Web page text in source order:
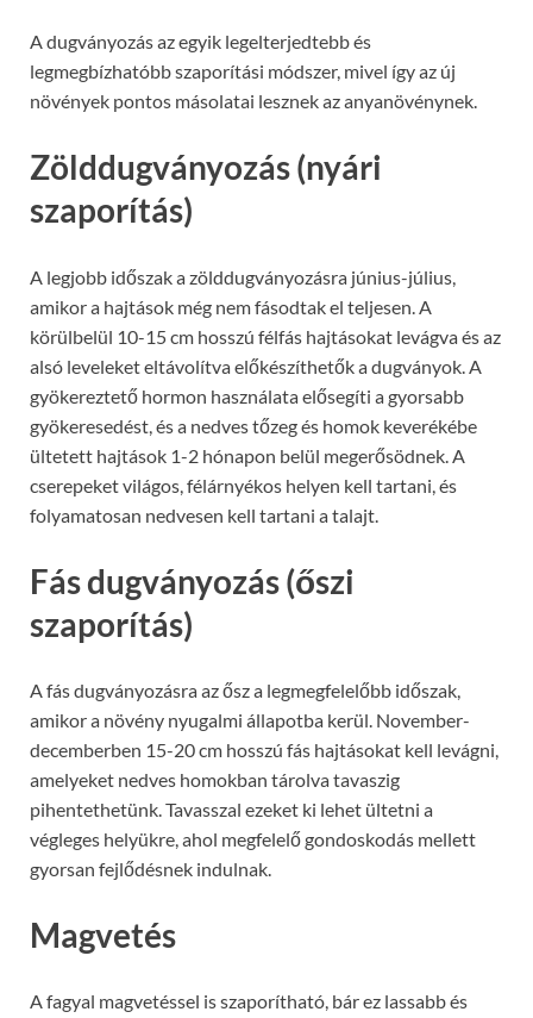
A dugványozás az egyik legelterjedtebb és
legmegbízhatóbb szaporítási módszer, mivel így az új
növények pontos másolatai lesznek az anyanövénynek.
Zölddugványozás (nyári
szaporítás)
A legjobb időszak a zölddugványozásra június-július,
amikor a hajtások még nem fásodtak el teljesen. A
körülbelül 10-15 cm hosszú félfás hajtásokat levágva és az
alsó leveleket eltávolítva előkészíthetők a dugványok. A
gyökereztető hormon használata elősegíti a gyorsabb
gyökeresedést, és a nedves tőzeg és homok keverékébe
ültetett hajtások 1-2 hónapon belül megerősödnek. A
cserepeket világos, félárnyékos helyen kell tartani, és
folyamatosan nedvesen kell tartani a talajt.
Fás dugványozás (őszi
szaporítás)
A fás dugványozásra az ősz a legmegfelelőbb időszak,
amikor a növény nyugalmi állapotba kerül. November-
decemberben 15-20 cm hosszú fás hajtásokat kell levágni,
amelyeket nedves homokban tárolva tavaszig
pihentethetünk. Tavasszal ezeket ki lehet ültetni a
végleges helyükre, ahol megfelelő gondoskodás mellett
gyorsan fejlődésnek indulnak.
Magvetés
A fagyal magvetéssel is szaporítható, bár ez lassabb és